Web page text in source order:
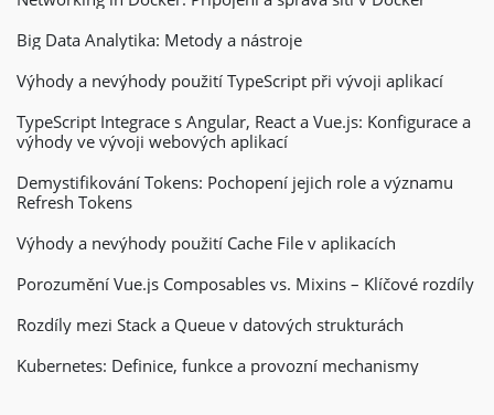
Big Data Analytika: Metody a nástroje
Výhody a nevýhody použití TypeScript při vývoji aplikací
TypeScript Integrace s Angular, React a Vue.js: Konfigurace a
výhody ve vývoji webových aplikací
Demystifikování Tokens: Pochopení jejich role a významu
Refresh Tokens
Výhody a nevýhody použití Cache File v aplikacích
Porozumění Vue.js Composables vs. Mixins – Klíčové rozdíly
Rozdíly mezi Stack a Queue v datových strukturách
Kubernetes: Definice, funkce a provozní mechanismy